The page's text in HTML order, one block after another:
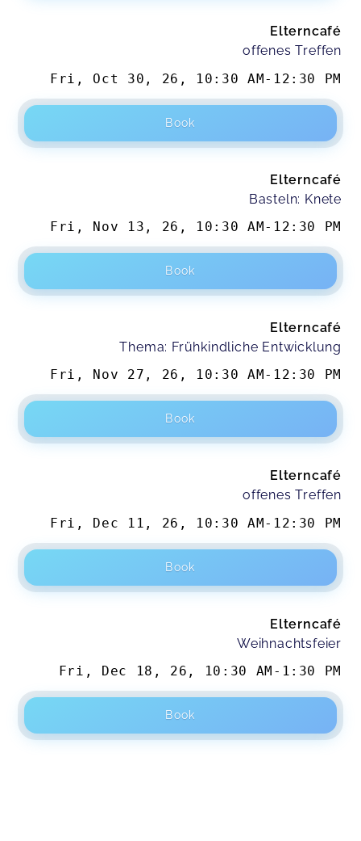
Elterncafé
offenes Treffen
Fri, Oct 30, 26 , 10:30 AM- 12:30 PM
Book
Elterncafé
Basteln: Knete
Fri, Nov 13, 26 , 10:30 AM- 12:30 PM
Book
Elterncafé
Thema: Frühkindliche Entwicklung
Fri, Nov 27, 26 , 10:30 AM - 12:30 PM
Book
Elterncafé
offenes Treffen
Fri, Dec 11, 26 , 10:30 AM- 12:30 PM
Book
Elterncafé
Weihnachtsfeier
Fri, Dec 18, 26 , 10:30 AM - 1:30 PM
Book